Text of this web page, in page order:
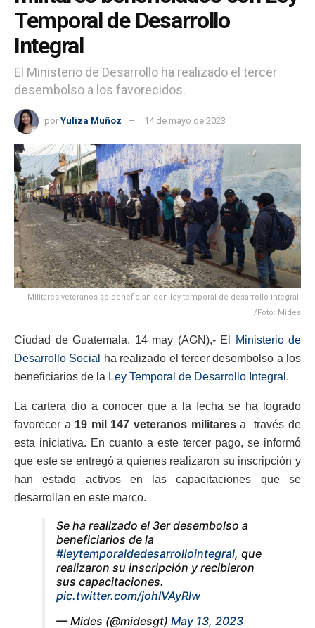
Temporal de Desarrollo
Integral
El Ministerio de Desarrollo ha realizado el tercer
desembolso a los favorecidos.
por Yuliza Muñoz 14 de mayo de 2023
Militares veteranos se benefician con ley temporal de desarrollo integral.
/Foto: Mides
Ciudad de Guatemala, 14 may (AGN),- El
Ministerio de
Desarrollo Social
ha realizado el tercer desembolso a los
beneficiarios de la Ley Temporal de Desarrollo Integral.
La cartera dio a conocer que a la fecha se ha logrado
favorecer a 19 mil 147 veteranos militaresa través de
esta iniciativa. En cuanto a este tercer pago, se informó
que este se entregó a quienes realizaron su inscripción y
han estado activos en las capacitaciones que se
desarrollan en este marco.
Se ha realizado el 3er desembolso a
beneficiarios de la
#leytemporaldedesarrollointegral, que
realizaron su inscripción y recibieron
sus capacitaciones.
pic.twitter.com/johIVAyRlw
— Mides (@midesgt) May 13, 2023